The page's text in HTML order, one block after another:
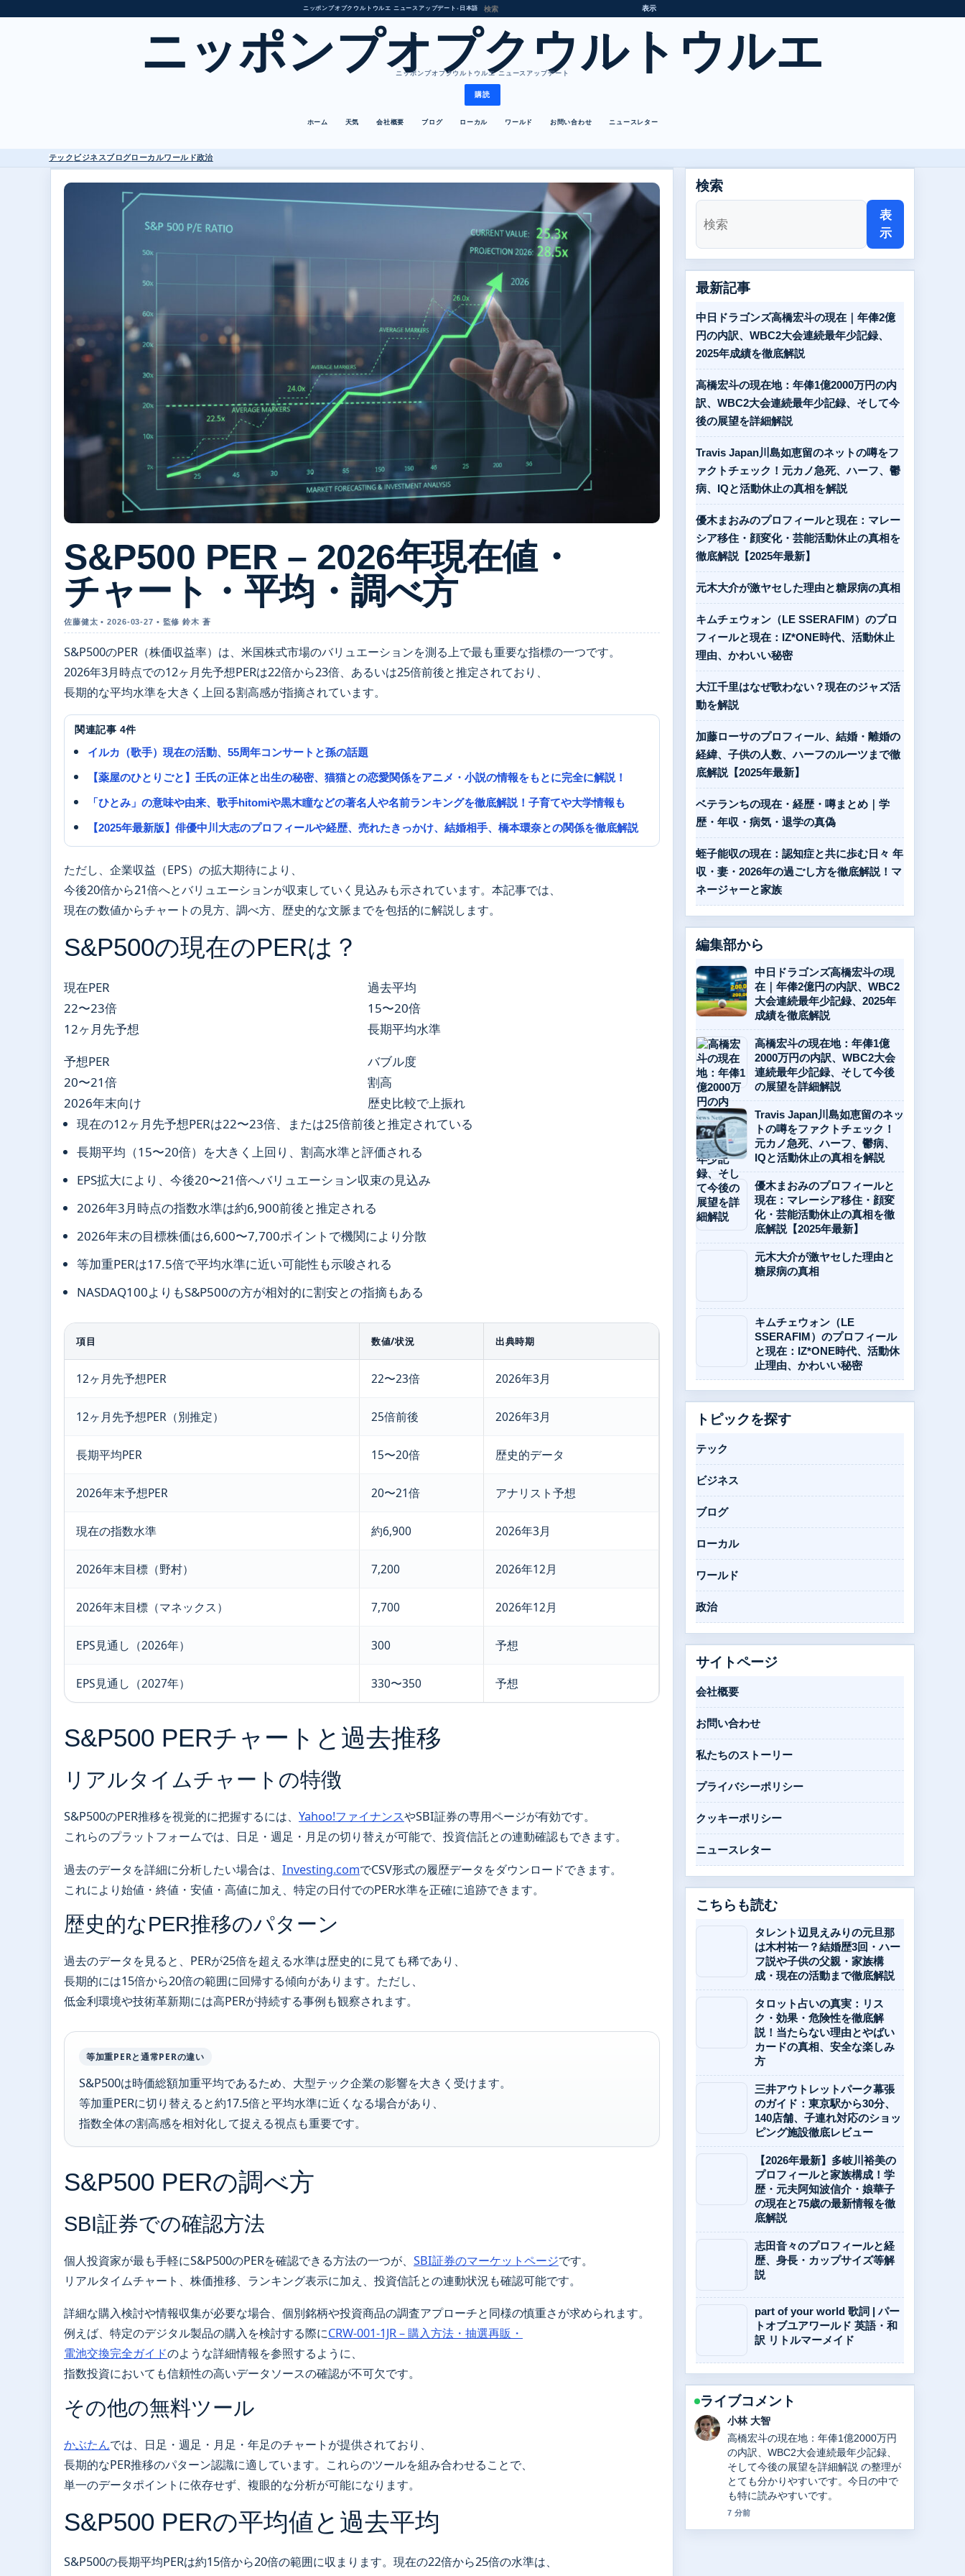
ニッポンプオプクウルトウルエ ニュースアップデート • 日本語 表示
ニッポンプオプクウルトウルエ
ニッポンプオプクウルトウルエ ニュースアップデート
購読
ホーム 天気 会社概要 ブログ ローカル ワールド お問い合わせ ニュースレター
テック ビジネスブログローカルワールド政治
S&P500 PER – 2026年現在値・
チャート・平均・調べ方
佐藤健太 • 2026-03-27 • 監修 鈴木 蒼
S&P500のPER（株価収益率）は、米国株式市場のバリュエーションを測る上で最も重要な指標の一つです。
2026年3月時点での12ヶ月先予想PERは22倍から23倍、あるいは25倍前後と推定されており、
長期的な平均水準を大きく上回る割高感が指摘されています。
関連記事 4件
イルカ（歌手）現在の活動、55周年コンサートと孫の話題
【薬屋のひとりごと】壬氏の正体と出生の秘密、猫猫との恋愛関係をアニメ・小説の情報をもとに完全に解説！
「ひとみ」の意味や由来、歌手hitomiや黒木瞳などの著名人や名前ランキングを徹底解説！子育てや大学情報も
【2025年最新版】俳優中川大志のプロフィールや経歴、売れたきっかけ、結婚相手、橋本環奈との関係を徹底解説
ただし、企業収益（EPS）の拡大期待により、
今後20倍から21倍へとバリュエーションが収束していく見込みも示されています。本記事では、
現在の数値からチャートの見方、調べ方、歴史的な文脈までを包括的に解説します。
S&P500の現在のPERは？
現在PER
22〜23倍
12ヶ月先予想
過去平均
15〜20倍
長期平均水準
予想PER
20〜21倍
2026年末向け
バブル度
割高
歴史比較で上振れ
現在の12ヶ月先予想PERは22〜23倍、または25倍前後と推定されている
長期平均（15〜20倍）を大きく上回り、割高水準と評価される
EPS拡大により、今後20〜21倍へバリュエーション収束の見込み
2026年3月時点の指数水準は約6,900前後と推定される
2026年末の目標株価は6,600〜7,700ポイントで機関により分散
等加重PERは17.5倍で平均水準に近い可能性も示唆される
NASDAQ100よりもS&P500の方が相対的に割安との指摘もある
項目 数値/状況 出典時期
12ヶ月先予想PER 22〜23倍 2026年3月
12ヶ月先予想PER（別推定） 25倍前後 2026年3月
長期平均PER 15〜20倍 歴史的データ
2026年末予想PER 20〜21倍 アナリスト予想
現在の指数水準 約6,900 2026年3月
2026年末目標（野村） 7,200 2026年12月
2026年末目標（マネックス） 7,700 2026年12月
EPS見通し（2026年） 300 予想
EPS見通し（2027年） 330〜350 予想
S&P500 PERチャートと過去推移
リアルタイムチャートの特徴
S&P500のPER推移を視覚的に把握するには、 Yahoo!ファイナンスやSBI証券の専用ページが有効です。
これらのプラットフォームでは、日足・週足・月足の切り替えが可能で、投資信託との連動確認もできます。
過去のデータを詳細に分析したい場合は、 Investing.comでCSV形式の履歴データをダウンロードできます。
これにより始値・終値・安値・高値に加え、特定の日付でのPER水準を正確に追跡できます。
歴史的なPER推移のパターン
過去のデータを見ると、PERが25倍を超える水準は歴史的に見ても稀であり、
長期的には15倍から20倍の範囲に回帰する傾向があります。ただし、
低金利環境や技術革新期には高PERが持続する事例も観察されます。
等加重PERと通常PERの違い
S&P500は時価総額加重平均であるため、大型テック企業の影響を大きく受けます。
等加重PERに切り替えると約17.5倍と平均水準に近くなる場合があり、
指数全体の割高感を相対化して捉える視点も重要です。
S&P500 PERの調べ方
SBI証券での確認方法
個人投資家が最も手軽にS&P500のPERを確認できる方法の一つが、 SBI証券のマーケットページです。
リアルタイムチャート、株価推移、ランキング表示に加え、投資信託との連動状況も確認可能です。
詳細な購入検討や情報収集が必要な場合、個別銘柄や投資商品の調査アプローチと同様の慎重さが求められます。
例えば、特定のデジタル製品の購入を検討する際にCRW-001-1JR – 購入方法・抽選再販・
電池交換完全ガイドのような詳細情報を参照するように、
指数投資においても信頼性の高いデータソースの確認が不可欠です。
その他の無料ツール
かぶたんでは、日足・週足・月足・年足のチャートが提供されており、
長期的なPER推移のパターン認識に適しています。これらのツールを組み合わせることで、
単一のデータポイントに依存せず、複眼的な分析が可能になります。
S&P500 PERの平均値と過去平均
S&P500の長期平均PERは約15倍から20倍の範囲に収まります。現在の22倍から25倍の水準は、
検索
表
示
最新記事
中日ドラゴンズ高橋宏斗の現在｜年俸2億
円の内訳、WBC2大会連続最年少記録、
2025年成績を徹底解説
高橋宏斗の現在地：年俸1億2000万円の内
訳、WBC2大会連続最年少記録、そして今
後の展望を詳細解説
Travis Japan川島如恵留のネットの噂をフ
ァクトチェック！元カノ急死、ハーフ、鬱
病、IQと活動休止の真相を解説
優木まおみのプロフィールと現在：マレー
シア移住・顔変化・芸能活動休止の真相を
徹底解説【2025年最新】
元木大介が激ヤセした理由と糖尿病の真相
キムチェウォン（LE SSERAFIM）のプロ
フィールと現在：IZ*ONE時代、活動休止
理由、かわいい秘密
大江千里はなぜ歌わない？現在のジャズ活
動を解説
加藤ローサのプロフィール、結婚・離婚の
経緯、子供の人数、ハーフのルーツまで徹
底解説【2025年最新】
ベテランちの現在・経歴・噂まとめ｜学
歴・年収・病気・退学の真偽
蛭子能収の現在：認知症と共に歩む日々 年
収・妻・2026年の過ごし方を徹底解説！マ
ネージャーと家族
編集部から
中日ドラゴンズ高橋宏斗の現
在｜年俸2億円の内訳、WBC2
大会連続最年少記録、2025年
成績を徹底解説
高橋宏斗の現在地：年俸1億
2000万円の内訳、WBC2大会
連続最年少記録、そして今後
の展望を詳細解説
Travis Japan川島如恵留のネッ
トの噂をファクトチェック！
元カノ急死、ハーフ、鬱病、
IQと活動休止の真相を解説
優木まおみのプロフィールと
現在：マレーシア移住・顔変
化・芸能活動休止の真相を徹
底解説【2025年最新】
元木大介が激ヤセした理由と
糖尿病の真相
キムチェウォン（LE
SSERAFIM）のプロフィール
と現在：IZ*ONE時代、活動休
止理由、かわいい秘密
トピックを探す
テック
ビジネス
ブログ
ローカル
ワールド
政治
サイトページ
会社概要
お問い合わせ
私たちのストーリー
プライバシーポリシー
クッキーポリシー
ニュースレター
こちらも読む
タレント辺見えみりの元旦那
は木村祐一？結婚歴3回・ハー
フ説や子供の父親・家族構
成・現在の活動まで徹底解説
タロット占いの真実：リス
ク・効果・危険性を徹底解
説！当たらない理由とやばい
カードの真相、安全な楽しみ
方
三井アウトレットパーク幕張
のガイド：東京駅から30分、
140店舗、子連れ対応のショッ
ピング施設徹底レビュー
【2026年最新】多岐川裕美の
プロフィールと家族構成！学
歴・元夫阿知波信介・娘華子
の現在と75歳の最新情報を徹
底解説
志田音々のプロフィールと経
歴、身長・カップサイズ等解
説
part of your world 歌詞 | パー
トオブユアワールド 英語・和
訳 リトルマーメイド
ライブコメント
田中 美咲
Travis Japan川島如恵留のネットの噂
をファクトチェック！元カノ急死、ハ
ーフ、鬱病、IQと活動休止の真相を解
説 を追っていますが、この解説は落ち
着いていて信頼できます。
9 分前